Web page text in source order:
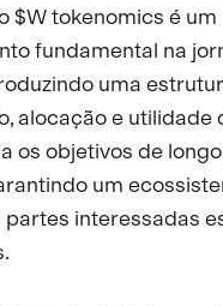
$W tokenomics é um
fundamental na
uma
alocação e utilidade
os objetivos de
um
interessadas